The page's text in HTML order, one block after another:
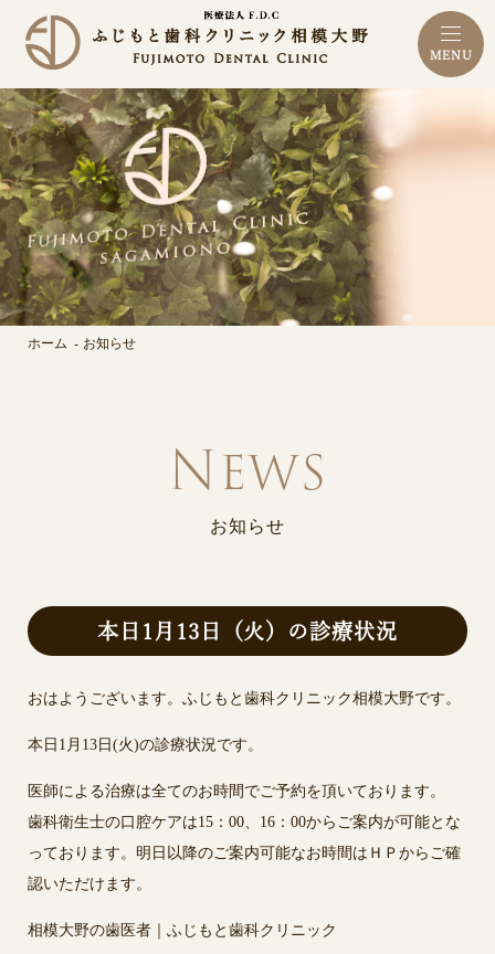
MENU
ホーム お知らせ
お知らせ
本日1月13日（火）の診療状況
おはようございます。ふじもと歯科クリニック相模大野です。
本日1月13日(火)の診療状況です。
医師による治療は全てのお時間でご予約を頂いております。
歯科衛生士の口腔ケアは15：00、16：00からご案内が可能とな
っております。明日以降のご案内可能なお時間はＨＰからご確
認いただけます。
相模大野の歯医者｜ふじもと歯科クリニック